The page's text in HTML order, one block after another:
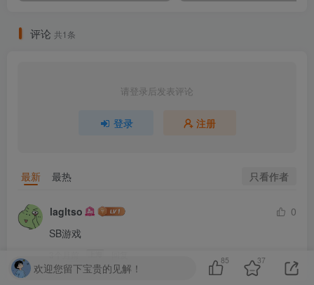
评论 共1条
请登录后发表评论
登录 注册
最新 最热 只看作者
lagltso
0
SB游戏
欢迎您留下宝贵的见解！
85 37